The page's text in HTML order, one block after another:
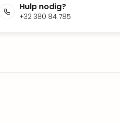
Hulp nodig?
+32 380 84 785